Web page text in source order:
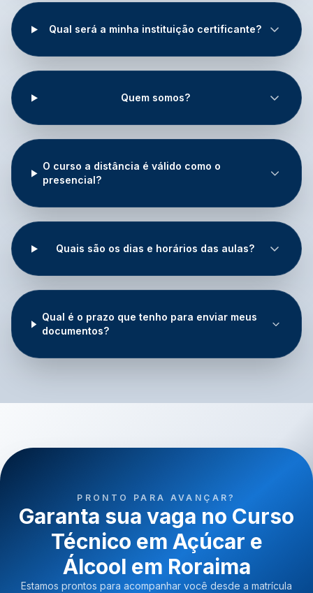
Qual será a minha instituição certificante?
Quem somos?
O curso a distância é válido como o
presencial?
Quais são os dias e horários das aulas?
Qual é o prazo que tenho para enviar meus
documentos?
PRONTO PARA AVANÇAR?
Garanta sua vaga no Curso
Técnico em Açúcar e
Álcool em Roraima
Estamos prontos para acompanhar você desde a matrícula